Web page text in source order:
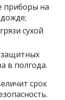
приборы на
сухой
в полгода.
срок